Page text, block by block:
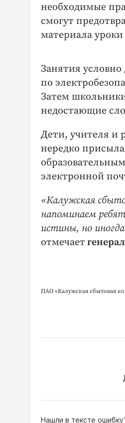
необходимые
смогут
материала
Занятия
по
Затем
недостающие
Дети, учителя и
нередко
электронной
«Калужская
напоминаем
истины, но
отмечает
ПАО «Калужская сбытовая
Нашли в тексте